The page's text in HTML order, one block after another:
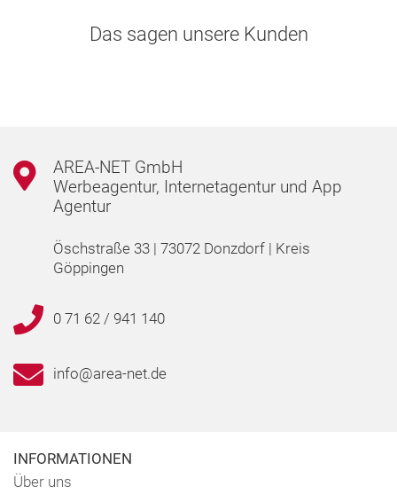
Das sagen unsere Kunden
AREA-NET GmbH
Werbeagentur, Internetagentur und App
Agentur
Öschstraße 33 | 73072 Donzdorf | Kreis
Göppingen
0 71 62 / 941 140
info@area-net.de
INFORMATIONEN
Über uns